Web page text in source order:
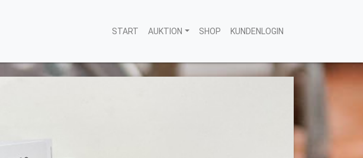
START AUKTION SHOP KUNDENLOGIN